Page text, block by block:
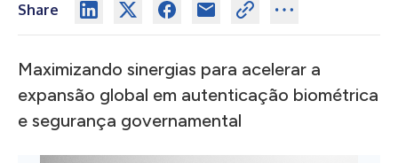
Share
Maximizando sinergias para acelerar a
expansão global em autenticação biométrica
e segurança governamental